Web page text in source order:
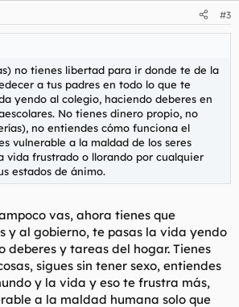
#3
no tienes libertad para ir donde te de la
a tus padres en todo lo que te
yendo al colegio, haciendo deberes en
No tienes dinero propio, no
no entiendes cómo funciona el
vulnerable a la maldad de los seres
vida frustrado o llorando por cualquier
estados de ánimo.
vas, ahora tienes que
y al gobierno, te pasas la vida yendo
deberes y tareas del hogar. Tienes
sigues sin tener sexo, entiendes
y la vida y eso te frustra más,
a la maldad humana solo que